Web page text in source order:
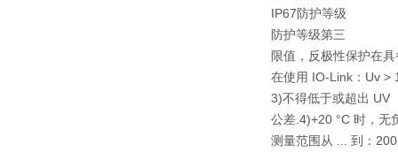
IP67防护等级
防护等级第三
限值，反极性保护在
在使用 IO-Link：Uv >
3)不得低于或超出 UV
公差.4)+20 °C 时，无
测量范围从 ... 到：